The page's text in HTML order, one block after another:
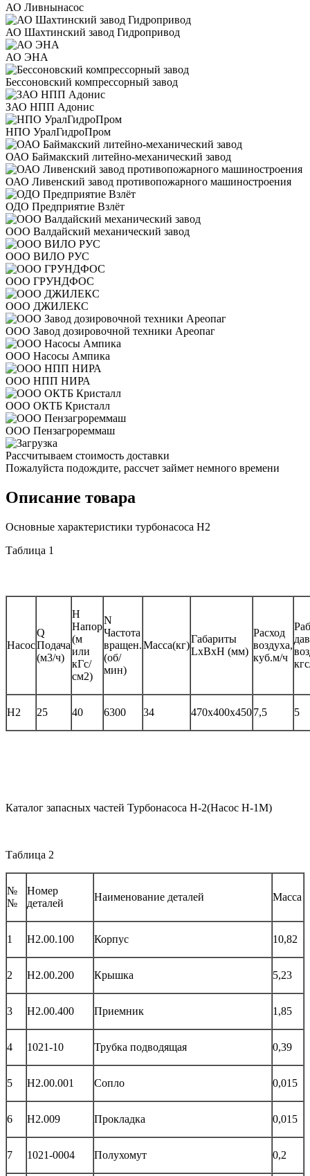
АО Ливнынасос
АО Шахтинский завод Гидропривод
АО ЭНА
Бессоновский компрессорный завод
ЗАО НПП Адонис
НПО УралГидроПром
ОАО Баймакский литейно-механический завод
ОАО Ливенский завод противопожарного машиностроения
ОДО Предприятие Взлёт
ООО Валдайский механический завод
ООО ВИЛО РУС
ООО ГРУНДФОС
ООО ДЖИЛЕКС
ООО Завод дозировочной техники Ареопаг
ООО Насосы Ампика
ООО НПП НИРА
ООО ОКТБ Кристалл
ООО Пензагрореммаш
Рассчитываем стоимость доставки
Пожалуйста подождите, рассчет займет немного времени
Описание товара
Основные характеристики турбонасоса Н2
Таблица 1
Насос
Q
Подача
(м3/ч)
H
Напор
(м
или
кГс/
см2)
N
Частота
вращен.
(об/
мин)
Масса(кг)
Габариты
LxBxH (мм)
Расход
воздуха,
куб.м/ч
Н2 25 40 6300 34 470x400x4507,5 5
Каталог запасных частей Турбонасоса Н-2(Насос Н-1М)
Таблица 2
№
№
Номер
деталей
Наименование деталей Масса
1 Н2.00.100 Корпус 10,82
2 Н2.00.200 Крышка 5,23
3 Н2.00.400 Приемник 1,85
4 1021-10 Трубка подводящая 0,39
5 Н2.00.001 Сопло 0,015
6 Н2.009 Прокладка 0,015
7 1021-0004 Полухомут 0,2